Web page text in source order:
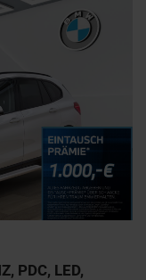
PDC, LED,